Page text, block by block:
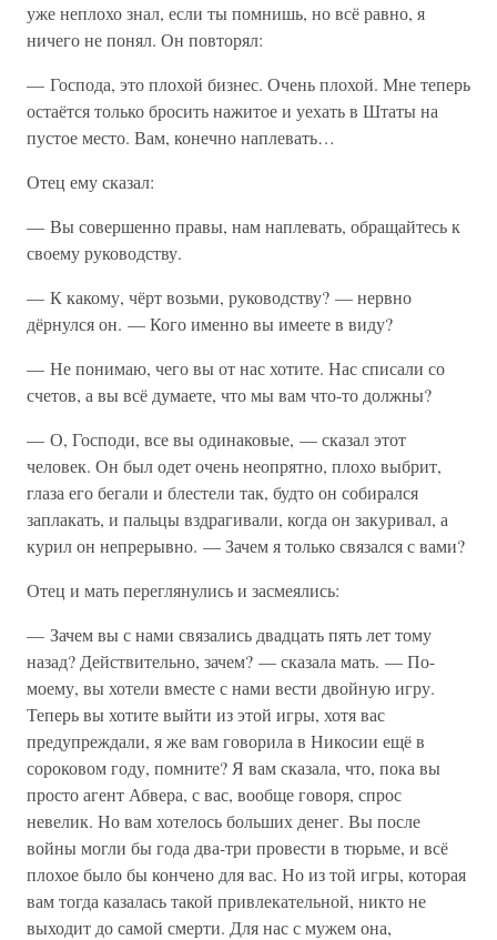
уже неплохо знал, если ты помнишь, но всё равно, я
ничего не понял. Он повторял:
— Господа, это плохой бизнес. Очень плохой. Мне теперь
остаётся только бросить нажитое и уехать в Штаты на
пустое место. Вам, конечно наплевать…
Отец ему сказал:
— Вы совершенно правы, нам наплевать, обращайтесь к
своему руководству.
— К какому, чёрт возьми, руководству? — нервно
дёрнулся он. — Кого именно вы имеете в виду?
— Не понимаю, чего вы от нас хотите. Нас списали со
счетов, а вы всё думаете, что мы вам что-то должны?
— О, Господи, все вы одинаковые, — сказал этот
человек. Он был одет очень неопрятно, плохо выбрит,
глаза его бегали и блестели так, будто он собирался
заплакать, и пальцы вздрагивали, когда он закуривал, а
курил он непрерывно. — Зачем я только связался с вами?
Отец и мать переглянулись и засмеялись:
— Зачем вы с нами связались двадцать пять лет тому
назад? Действительно, зачем? — сказала мать. — По-
моему, вы хотели вместе с нами вести двойную игру.
Теперь вы хотите выйти из этой игры, хотя вас
предупреждали, я же вам говорила в Никосии ещё в
сороковом году, помните? Я вам сказала, что, пока вы
просто агент Абвера, с вас, вообще говоря, спрос
невелик. Но вам хотелось больших денег. Вы после
войны могли бы года два-три провести в тюрьме, и всё
плохое было бы кончено для вас. Но из той игры, которая
вам тогда казалась такой привлекательной, никто не
выходит до самой смерти. Для нас с мужем она,